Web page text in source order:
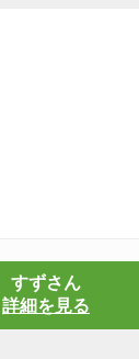
すずさん
詳細を見る